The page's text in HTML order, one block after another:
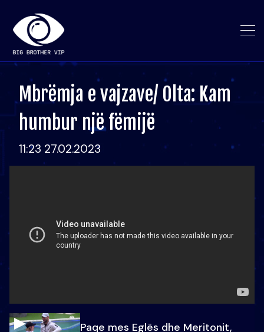
Mbrëmja e vajzave/ Olta: Kam
humbur një fëmijë
11:23 27.02.2023
Paqe mes Eglës dhe Meritonit,